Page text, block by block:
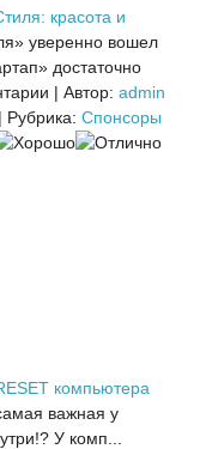
красота и
уверенно вошел
достаточно
| Автор: admin
| Рубрика: Спонсоры
компьютера
важная у
У комп...